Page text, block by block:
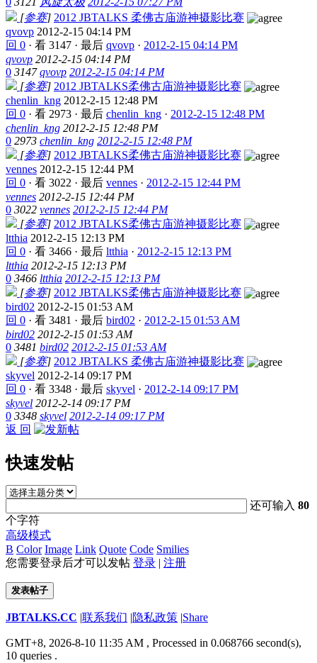
[参赛] 2012 JBTALKS 柔佛古庙游神摄影比赛
qvovp 2012-2-15 04:14 PM
回 0 · 看 3147 · 最后 qvovp · 2012-2-15 04:14 PM
qvovp 2012-2-15 04:14 PM
0 3147 qvovp 2012-2-15 04:14 PM
[参赛] 2012 JBTALKS柔佛古庙游神摄影比赛
chenlin_kng 2012-2-15 12:48 PM
回 0 · 看 2973 · 最后 chenlin_kng · 2012-2-15 12:48 PM
chenlin_kng 2012-2-15 12:48 PM
0 2973 chenlin_kng 2012-2-15 12:48 PM
[参赛] 2012 JBTALKS柔佛古庙游神摄影比赛
vennes 2012-2-15 12:44 PM
回 0 · 看 3022 · 最后 vennes · 2012-2-15 12:44 PM
vennes 2012-2-15 12:44 PM
0 3022 vennes 2012-2-15 12:44 PM
[参赛] 2012 JBTALKS柔佛古庙游神摄影比赛
ltthia 2012-2-15 12:13 PM
回 0 · 看 3466 · 最后 ltthia · 2012-2-15 12:13 PM
ltthia 2012-2-15 12:13 PM
0 3466 ltthia 2012-2-15 12:13 PM
[参赛] 2012 JBTALKS柔佛古庙游神摄影比赛
bird02 2012-2-15 01:53 AM
回 0 · 看 3481 · 最后 bird02 · 2012-2-15 01:53 AM
bird02 2012-2-15 01:53 AM
0 3481 bird02 2012-2-15 01:53 AM
[参赛] 2012 JBTALKS 柔佛古庙游神摄影比赛
skyvel 2012-2-14 09:17 PM
回 0 · 看 3348 · 最后 skyvel · 2012-2-14 09:17 PM
skyvel 2012-2-14 09:17 PM
0 3348 skyvel 2012-2-14 09:17 PM
返 回
快速发帖
还可输入80
个字符
高级模式
B Color Image Link Quote Code Smilies
您需要登录后才可以发帖 登录 | 注册
发表帖子
JBTALKS.CC |联系我们 |隐私政策 |Share
GMT+8, 2026-8-10 11:35 AM , Processed in 0.068766 second(s),
10 queries .